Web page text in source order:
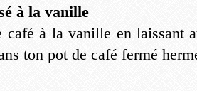
à la vanille
café à la vanille en laissant
ton pot de café fermé